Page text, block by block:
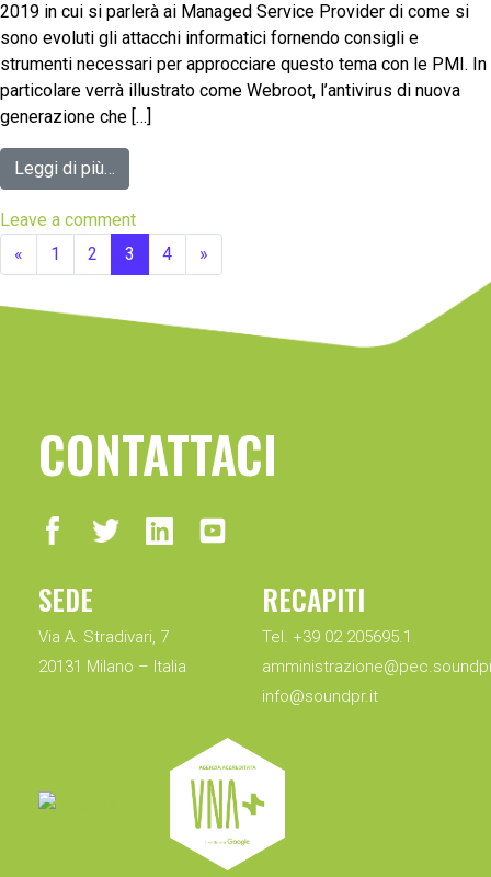
2019 in cui si parlerà ai Managed Service Provider di come si
sono evoluti gli attacchi informatici fornendo consigli e
strumenti necessari per approcciare questo tema con le PMI. In
particolare verrà illustrato come Webroot, l’antivirus di nuova
generazione che […]
Leggi di più…
Leave a comment
«
1 2 3 4 »
CONTATTACI
SEDE
Via A. Stradivari, 7
20131 Milano – Italia
RECAPITI
Tel. +39 02 205695.1
info@soundpr.it